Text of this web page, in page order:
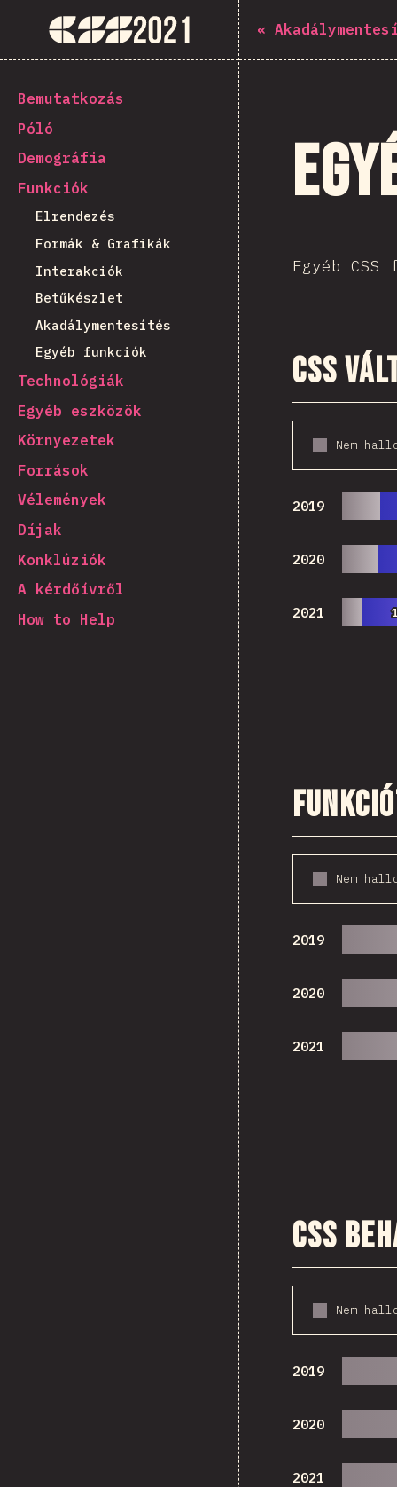
The State of CSS 2021
[hu-HU] general.back_to_intro
Bemutatkozás
Póló
Demográfia
Funkciók
Elrendezés
Formák & Grafikák
Interakciók
Betűkészlet
Akadálymentesítés
Egyéb funkciók
Technológiák
Egyéb eszközök
Környezetek
Források
Vélemények
Díjak
Konklúziók
A kérdőívről
How to Help
«
Egyéb CSS
CSS
Nem
2019
2020
2021
Nem
2019
2020
2021
CSS
Nem
2019
2020
2021